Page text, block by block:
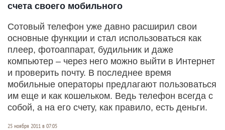
счета своего мобильного
Сотовый телефон уже давно расширил свои
основные функции и стал использоваться как
плеер, фотоаппарат, будильник и даже
компьютер – через него можно выйти в Интернет
и проверить почту. В последнее время
мобильные операторы предлагают пользоваться
им еще и как кошельком. Ведь телефон всегда с
собой, а на его счету, как правило, есть деньги.
25 ноября 2011 в 07:05